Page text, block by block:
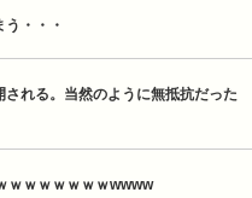
・・・
される。当然のように無抵抗だった
ｗｗｗｗｗｗｗwwww